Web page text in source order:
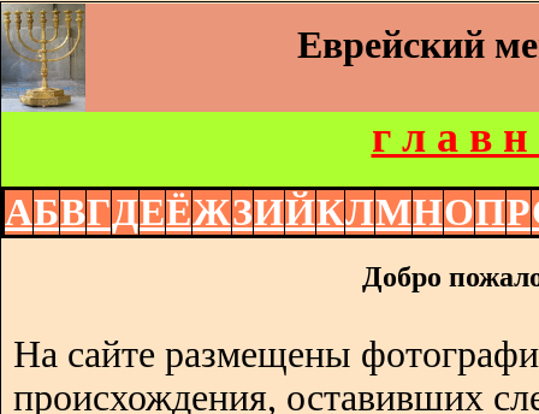
Еврейский
г л а в н
АБВГДЕЁЖЗИЙКЛМНОПР
Добро
На сайте размещены
происхождения, оставивших